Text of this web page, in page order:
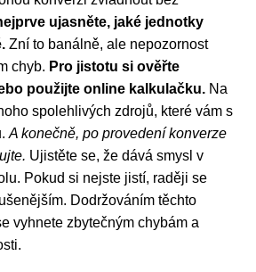
ujasněte, jaké jednotky
Zní to banálně, ale nepozornost
chyb. Pro jistotu si ověřte
použijte online kalkulačku. Na
spolehlivých zdrojů, které vám s
A konečně, po provedení konverze
Ujistěte se, že dává smysl v
Pokud si nejste jistí, raději se
Dodržováním těchto
vyhnete zbytečným chybám a